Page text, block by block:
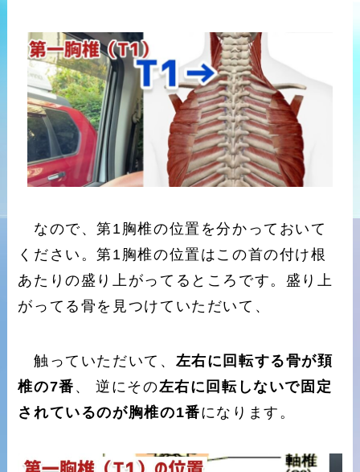
なので、第1胸椎の位置を分かっておいて
ください。第1胸椎の位置はこの首の付け根
あたりの盛り上がってるところです。盛り上
がってる骨を見つけていただいて、
触っていただいて、 左右に回転する骨が頚
椎の7番 、 逆にその左右に回転しないで固定
されているのが胸椎の1番になります。